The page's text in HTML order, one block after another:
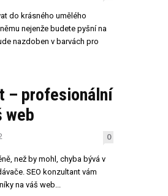
do krásného umělého
nejenže budete pyšní na
nazdoben v barvách pro
– profesionální
web
0
než by mohl, chyba bývá v
SEO konzultant vám
na váš web...